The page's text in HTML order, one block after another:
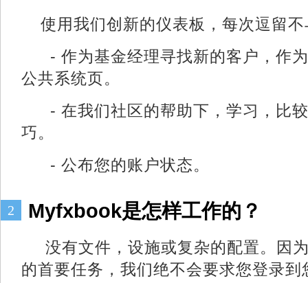
使用我们创新的仪表板，每次逗留
- 作为基金经理寻找新的客户，作
公共系统页。
- 在我们社区的帮助下，学习，比
巧。
- 公布您的账户状态。
2 Myfxbook是怎样工作的？
没有文件，设施或复杂的配置。因
的首要任务，我们绝不会要求您登录